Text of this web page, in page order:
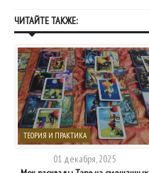
ЧИТАЙТЕ ТАКЖЕ:
ТЕОРИЯ И ПРАКТИКА
01 декабря, 2025